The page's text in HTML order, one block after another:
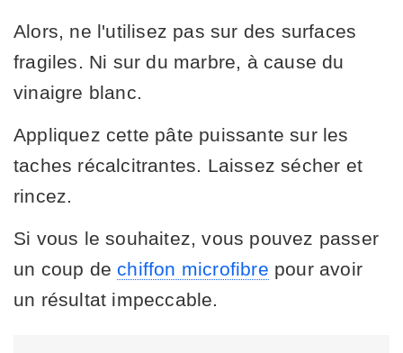
Alors, ne l'utilisez pas sur des surfaces
fragiles. Ni sur du marbre, à cause du
vinaigre blanc.
Appliquez cette pâte puissante sur les
taches récalcitrantes. Laissez sécher et
rincez.
Si vous le souhaitez, vous pouvez passer
un coup de chiffon microfibre pour avoir
un résultat impeccable.